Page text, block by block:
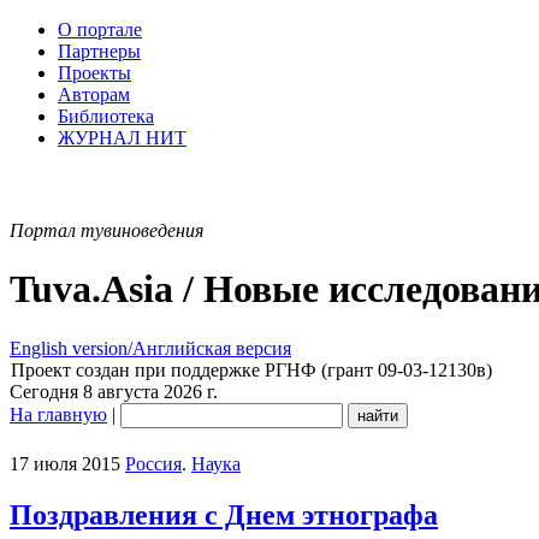
О портале
Партнеры
Проекты
Авторам
Библиотека
ЖУРНАЛ НИТ
Портал тувиноведения
Tuva.Asia / Новые
English version/Английская версия
Проект создан при поддержке РГНФ (грант 09-03-12130в)
Сегодня 8 августа 2026 г.
На главную |
17 июля 2015 Россия. Наука
Поздравления с Днем этнографа